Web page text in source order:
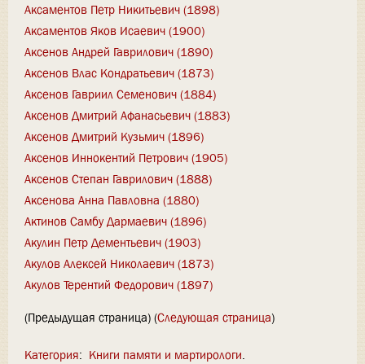
Аксаментов Петр Никитьевич (1898)
Аксаментов Яков Исаевич (1900)
Аксенов Андрей Гаврилович (1890)
Аксенов Влас Кондратьевич (1873)
Аксенов Гавриил Семенович (1884)
Аксенов Дмитрий Афанасьевич (1883)
Аксенов Дмитрий Кузьмич (1896)
Аксенов Иннокентий Петрович (1905)
Аксенов Степан Гаврилович (1888)
Аксенова Анна Павловна (1880)
Актинов Самбу Дармаевич (1896)
Акулин Петр Дементьевич (1903)
Акулов Алексей Николаевич (1873)
Акулов Терентий Федорович (1897)
(Предыдущая страница) (Следующая страница)
Категория: Книги памяти и мартирологи